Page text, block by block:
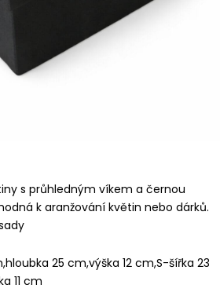
s průhledným víkem a černou
k aranžování květin nebo dárků.
25 cm,výška 12 cm,S-šířka 23
11 cm